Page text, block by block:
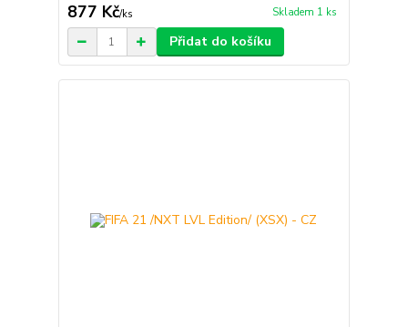
877 Kč/ks Skladem 1 ks
Přidat do košíku